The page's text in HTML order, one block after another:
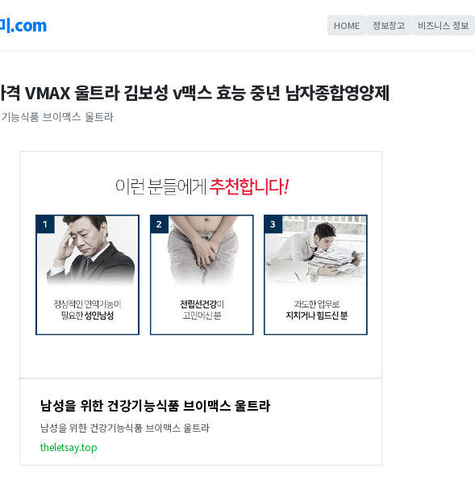
.com HOME 정보창고 비즈니스 정보
격 VMAX 울트라 김보성 v맥스 효능 중년 남자종합영양제
능식품 브이맥스 울트라
남성을 위한 건강기능식품 브이맥스 울트라
남성을 위한 건강기능식품 브이맥스 울트라
theletsay.top